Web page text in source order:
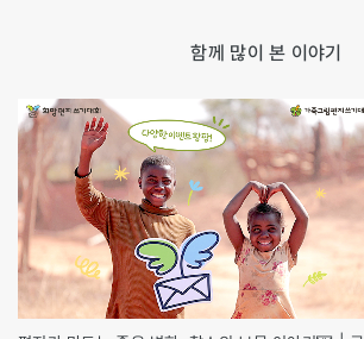
함께 많이 본 이야기